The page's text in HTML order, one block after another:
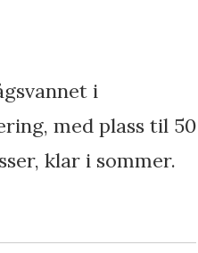
i
med plass til 50
klar i sommer.